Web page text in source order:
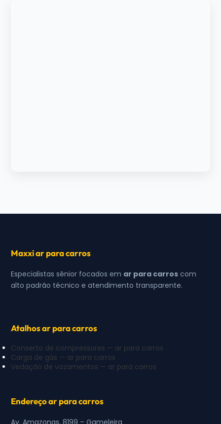
Maxxi ar para carros
Especialistas sênior focados em ar para carros com
alto padrão técnico e atendimento transparente.
Atalhos ar para carros
Conserto de compressores — ar para carros
Carga de gás — ar para carros
Vedação de vazamentos — ar para carros
Endereço ar para carros
Av. Amazonas, 8199 – Gameleira